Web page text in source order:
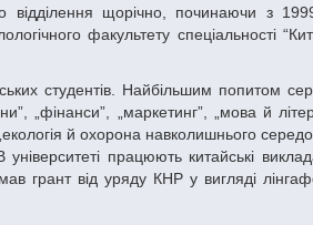
відділення щорічно, починаючи з
факультету спеціальності
„фінанси”, „маркетинг”, „мова й
й охорона навколишнього
працюють китайські
грант від уряду КНР у вигляді